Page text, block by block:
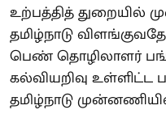
உற்பத்தித் துறையில்
தமிழ்நாடு
பெண் தொழிலாளர்
கல்வியறிவு உள்ளிட்ட
தமிழ்நாடு